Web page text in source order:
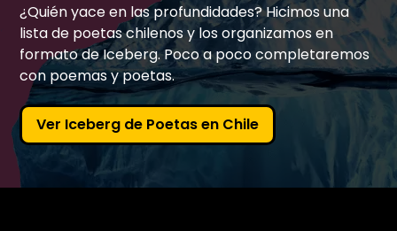
¿Quién yace en las profundidades? Hicimos una
lista de poetas chilenos y los organizamos en
formato de Iceberg. Poco a poco completaremos
con poemas y poetas.
Ver Iceberg de Poetas en Chile